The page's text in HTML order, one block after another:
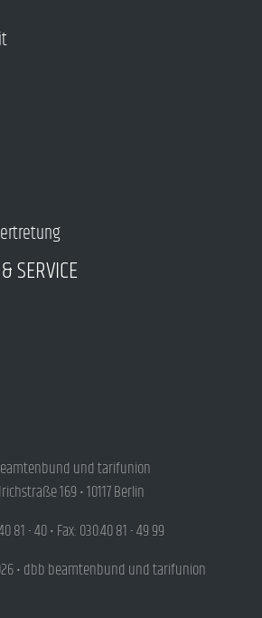
SERVICE
und tarifunion
169 • 10117 Berlin
81 - 40 • Fax: 030.40 81 - 49 99
• dbb beamtenbund und tarifunion